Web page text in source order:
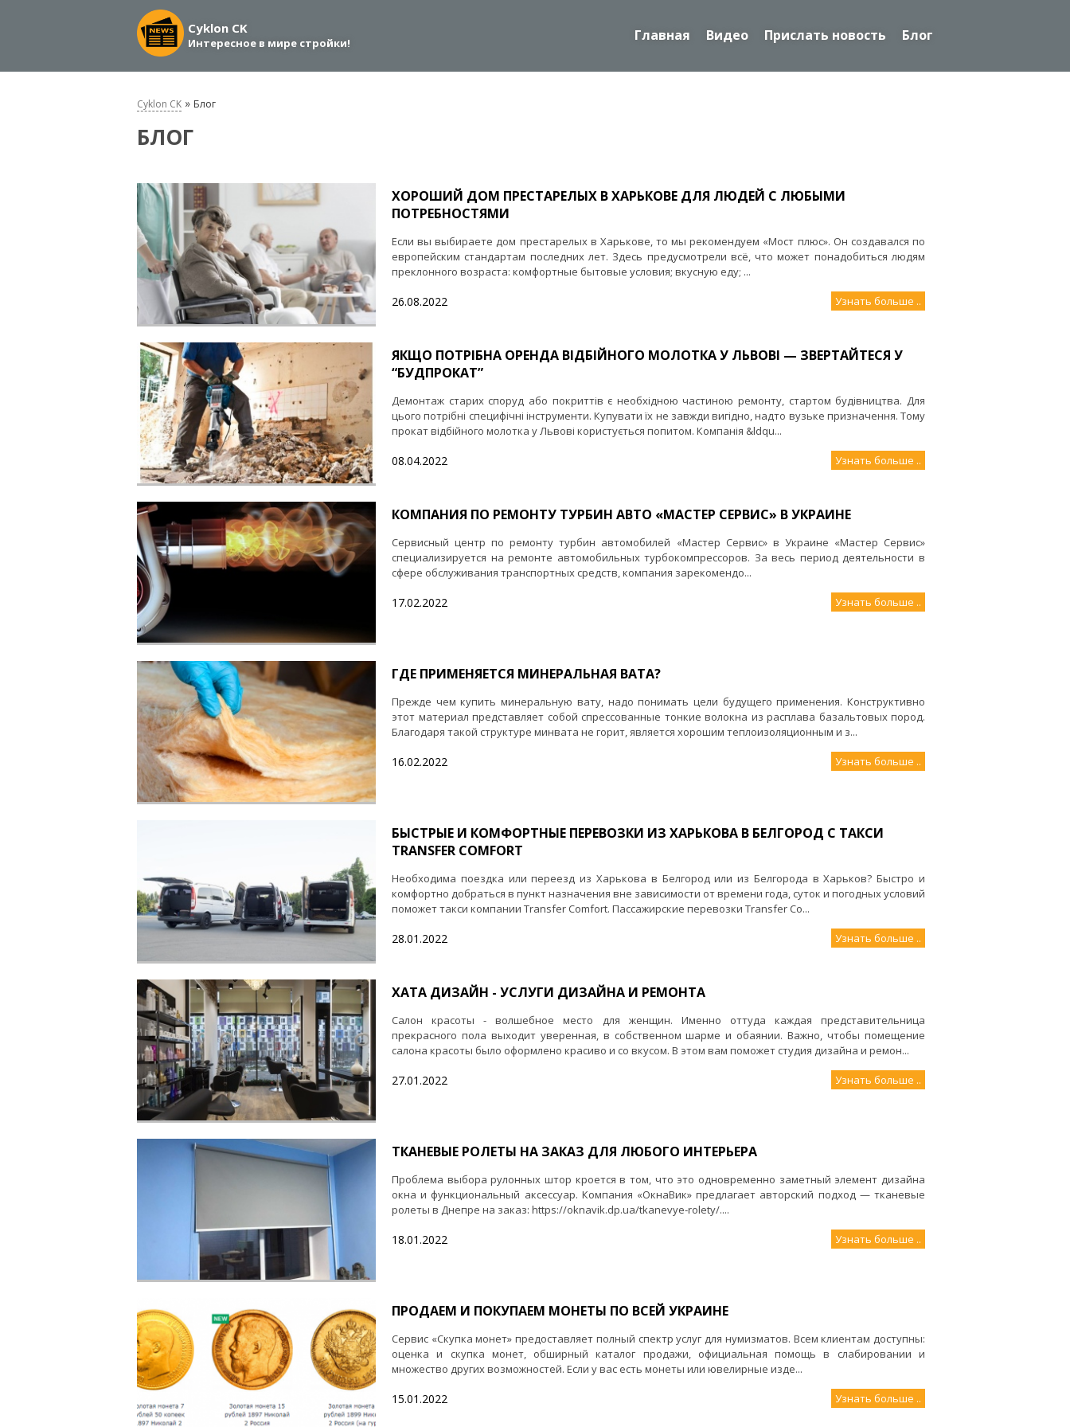
Cyklon CK
Интересное в мире стройки! Главная Видео Прислать новость Блог
Cyklon CK » Блог
БЛОГ
ХОРОШИЙ ДОМ ПРЕСТАРЕЛЫХ В ХАРЬКОВЕ ДЛЯ ЛЮДЕЙ С ЛЮБЫМИ
ПОТРЕБНОСТЯМИ
Если вы выбираете дом престарелых в Харькове, то мы рекомендуем «Мост плюс». Он создавался по
европейским стандартам последних лет. Здесь предусмотрели всё, что может понадобиться людям
преклонного возраста: комфортные бытовые условия; вкусную еду; ...
26.08.2022 Узнать больше ..
ЯКЩО ПОТРІБНА ОРЕНДА ВІДБІЙНОГО МОЛОТКА У ЛЬВОВІ — ЗВЕРТАЙТЕСЯ У
“БУДПРОКАТ”
Демонтаж старих споруд або покриттів є необхідною частиною ремонту, стартом будівництва. Для
цього потрібні специфічні інструменти. Купувати їх не завжди вигідно, надто вузьке призначення. Тому
прокат відбійного молотка у Львові користується попитом. Компанія &ldqu...
08.04.2022 Узнать больше ..
КОМПАНИЯ ПО РЕМОНТУ ТУРБИН АВТО «МАСТЕР СЕРВИС» В УКРАИНЕ
Сервисный центр по ремонту турбин автомобилей «Мастер Сервис» в Украине «Мастер Сервис»
специализируется на ремонте автомобильных турбокомпрессоров. За весь период деятельности в
сфере обслуживания транспортных средств, компания зарекомендо...
17.02.2022 Узнать больше ..
ГДЕ ПРИМЕНЯЕТСЯ МИНЕРАЛЬНАЯ ВАТА?
Прежде чем купить минеральную вату, надо понимать цели будущего применения. Конструктивно
этот материал представляет собой спрессованные тонкие волокна из расплава базальтовых пород.
Благодаря такой структуре минвата не горит, является хорошим теплоизоляционным и з...
16.02.2022 Узнать больше ..
БЫСТРЫЕ И КОМФОРТНЫЕ ПЕРЕВОЗКИ ИЗ ХАРЬКОВА В БЕЛГОРОД С ТАКСИ
TRANSFER COMFORT
Необходима поездка или переезд из Харькова в Белгород или из Белгорода в Харьков? Быстро и
комфортно добраться в пункт назначения вне зависимости от времени года, суток и погодных условий
поможет такси компании Transfer Comfort. Пассажирские перевозки Transfer Co...
28.01.2022 Узнать больше ..
ХАТА ДИЗАЙН - УСЛУГИ ДИЗАЙНА И РЕМОНТА
Салон красоты - волшебное место для женщин. Именно оттуда каждая представительница
прекрасного пола выходит уверенная, в собственном шарме и обаянии. Важно, чтобы помещение
салона красоты было оформлено красиво и со вкусом. В этом вам поможет студия дизайна и ремон...
27.01.2022 Узнать больше ..
ТКАНЕВЫЕ РОЛЕТЫ НА ЗАКАЗ ДЛЯ ЛЮБОГО ИНТЕРЬЕРА
Проблема выбора рулонных штор кроется в том, что это одновременно заметный элемент дизайна
окна и функциональный аксессуар. Компания «ОкнаВик» предлагает авторский подход — тканевые
ролеты в Днепре на заказ: https://oknavik.dp.ua/tkanevye-rolety/....
18.01.2022 Узнать больше ..
ПРОДАЕМ И ПОКУПАЕМ МОНЕТЫ ПО ВСЕЙ УКРАИНЕ
Сервис «Скупка монет» предоставляет полный спектр услуг для нумизматов. Всем клиентам доступны:
оценка и скупка монет, обширный каталог продажи, официальная помощь в слабировании и
множество других возможностей. Если у вас есть монеты или ювелирные изде...
15.01.2022 Узнать больше ..